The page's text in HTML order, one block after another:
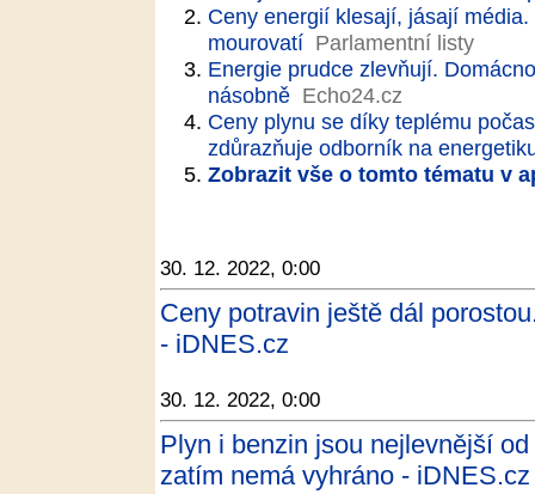
Ceny energií klesají, jásají
mourovatí Parlamentní listy
Energie prudce zlevňují.
násobně Echo24.cz
Ceny plynu se díky teplému
zdůrazňuje odborník na
Zobrazit vše o tomto tématu v
30. 12. 2022, 0:00
Ceny potravin ještě dál
- iDNES.cz
30. 12. 2022, 0:00
Plyn i benzin jsou nejlevnější
zatím nemá vyhráno - iDNES.cz